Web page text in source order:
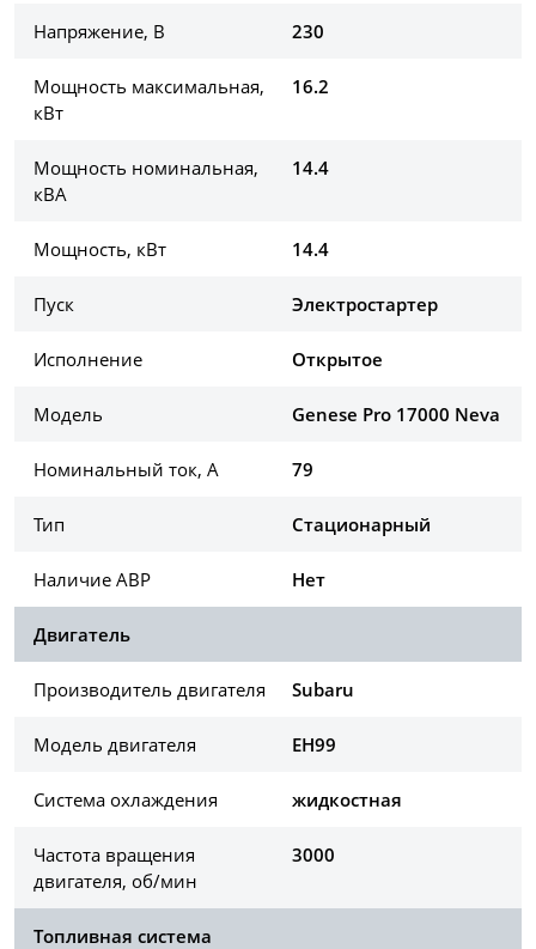
Напряжение, В 230
Мощность максимальная,
кВт
16.2
Мощность номинальная,
кВА
14.4
Мощность, кВт 14.4
Пуск Электростартер
Исполнение Открытое
Модель Genese Pro 17000 Neva
Номинальный ток, А 79
Тип Стационарный
Наличие АВР Нет
Двигатель
Производитель двигателя Subaru
Модель двигателя EH99
Система охлаждения жидкостная
Частота вращения
двигателя, об/мин
3000
Топливная система